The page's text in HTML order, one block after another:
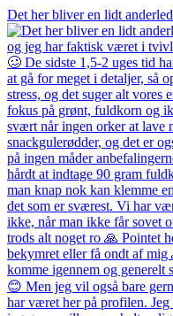
Det her bliver en lidt